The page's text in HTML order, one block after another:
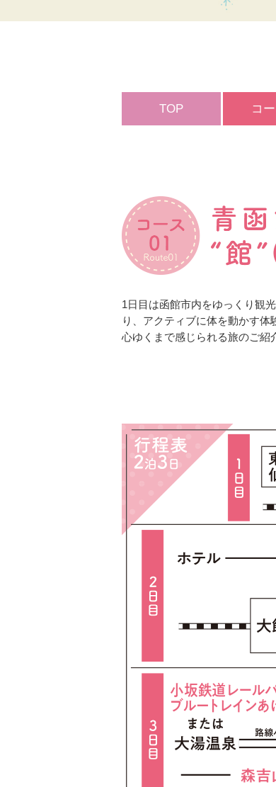
TOP コ
1日目は函館市内をゆっくり観
り、アクティブに体を動かす
心ゆくまで感じられる旅のご紹